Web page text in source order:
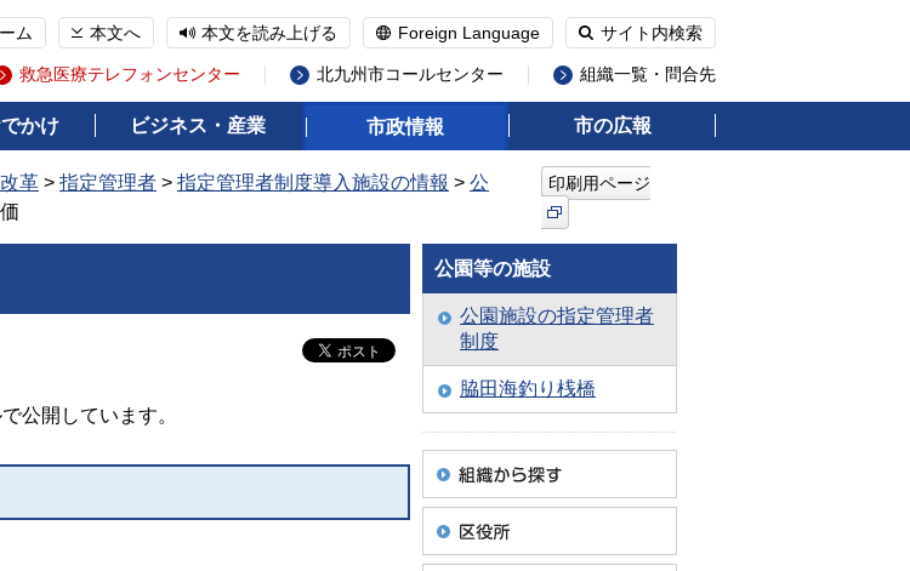
ム 本文へ 本文を読み上げる Foreign Language サイト内検索
救急医療テレフォンセンター 北九州市コールセンター 組織一覧・問合先
かけ ビジネス・産業 市政情報 市の広報
革 > 指定管理者 > 指定管理者制度導入施設の情報 > 公
印刷用ページ
公開しています。
公園等の施設
公園施設の指定管理者
制度
脇田海釣り桟橋